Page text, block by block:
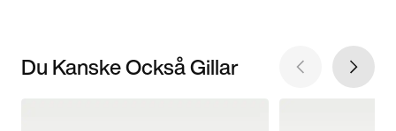
Du Kanske Också Gillar